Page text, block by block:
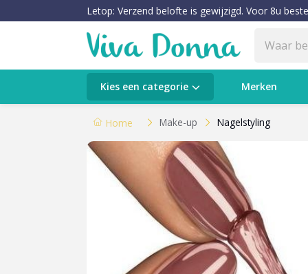
Letop: Verzend belofte is gewijzigd. Voor 8u
Kies een categorie Merken
Categorieën
Verzorging
Make-up
Huidtypes & Huidcondities
Baby & Kids
Voeding & Gezondheid
Home Make-up Nagelstyling